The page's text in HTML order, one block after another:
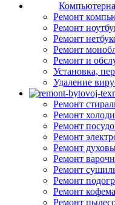
Ремонт
Ремонт
Ремонт
Ремонт
Ремонт и
Установка,
Удаление
Ремонт
Ремонт
Ремонт
Ремонт
Ремонт
Ремонт
Ремонт
Ремонт
Ремонт
Ремонт